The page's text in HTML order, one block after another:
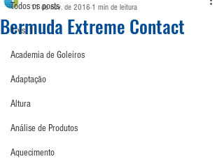
Todos os posts
1 vs. 1
Academia de Goleiros
Adaptação
Altura
Análise de Produtos
Aquecimento
Bermuda Extreme Contact
11 de nov. de 2016 1 min de leitura